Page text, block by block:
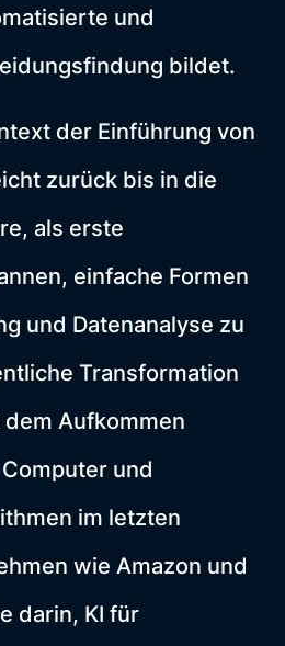
und
bildet.
der Einführung von
zurück bis in die
als erste
einfache Formen
und Datenanalyse zu
Transformation
Aufkommen
und
im letzten
wie Amazon und
darin, KI für